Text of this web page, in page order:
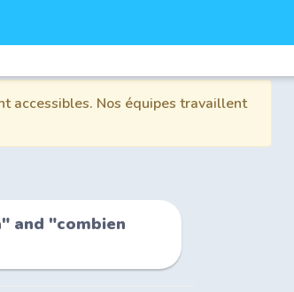
accessibles. Nos équipes travaillent
and "combien